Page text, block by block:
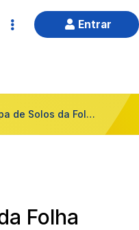
Entrar
Mapa de Solos da Folha SD.22 – Goiás
Folha